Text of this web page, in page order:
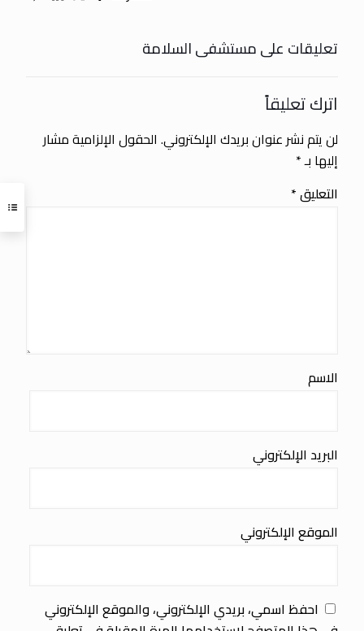
تعليقات على مستشفى السلامة
اترك تعليقاً
لن يتم نشر عنوان بريدك الإلكتروني. الحقول الإلزامية مشار
إليها بـ*
التعليق*
الاسم
البريد الإلكتروني
الموقع الإلكتروني
احفظ اسمي، بريدي الإلكتروني، والموقع الإلكتروني